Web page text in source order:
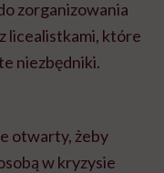
zorganizowania
licealistkami, które
niezbędniki.
otwarty, żeby
w kryzysie